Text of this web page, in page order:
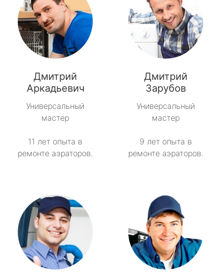
Дмитрий
Аркадьевич
Универсальный
мастер
11 лет опыта в
ремонте аэраторов.
Дмитрий
Зарубов
Универсальный
мастер
9 лет опыта в
ремонте аэраторов.